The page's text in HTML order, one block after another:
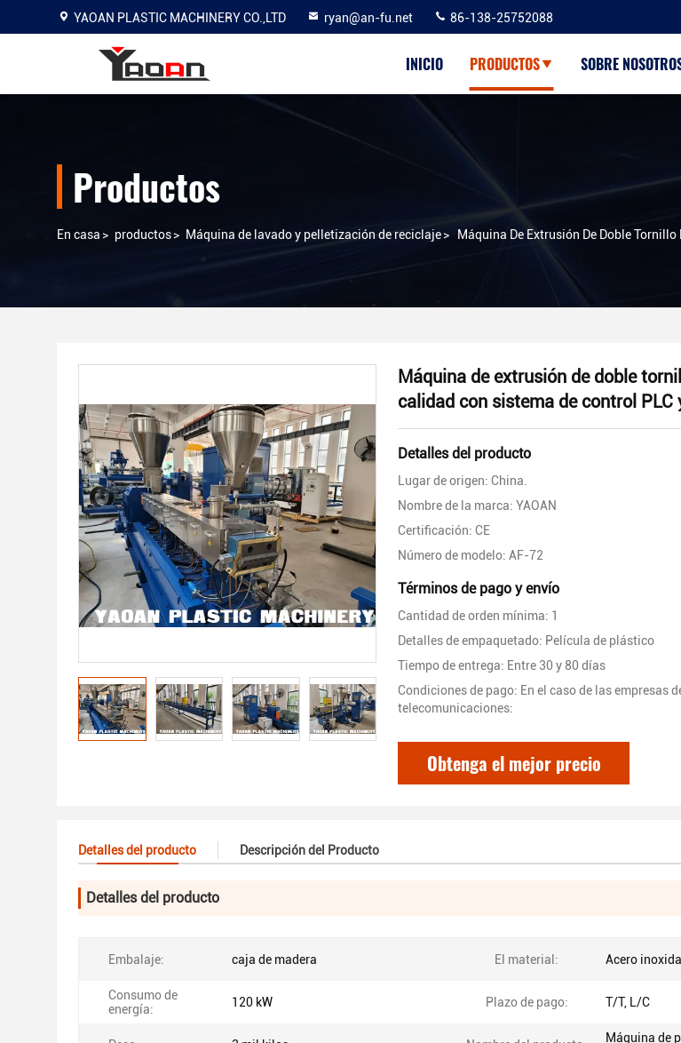
YAOAN PLASTIC MACHINERY CO.,LTD ryan@an-fu.net 86-138-25752088
INICIO PRODUCTOS SOBRE
Productos
En casa > productos> Máquina de lavado y pelletización de reciclaje> Máquina De Extrusión De Doble
Máquina de extrusión de doble
calidad con sistema de control PLC
Detalles del producto
Lugar de origen: China.
Nombre de la marca: YAOAN
Certificación: CE
Número de modelo: AF-72
Términos de pago y envío
Cantidad de orden mínima: 1
Detalles de empaquetado: Película de plástico
Tiempo de entrega: Entre 30 y 80 días
Condiciones de pago: En el caso de las empresas
telecomunicaciones:
Obtenga el mejor precio
Detalles del producto Descripción del Producto
Detalles del producto
Embalaje: caja de madera El material: Acero
Consumo de
energía:
120 kW Plazo de pago: T/T, L/C
Máquina de